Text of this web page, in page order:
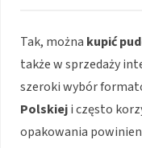
Tak, można kupić
także w sprzedaży
szeroki wybór
Polskieji często
opakowania